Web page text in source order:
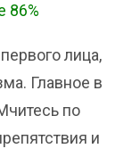
86%
лица,
Главное в
по
и